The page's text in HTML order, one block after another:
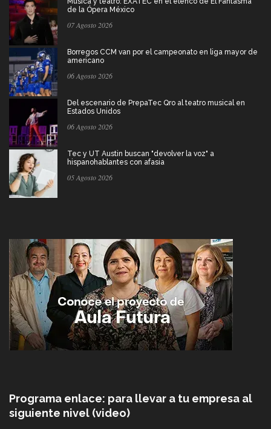
de la Ópera México
07 Agosto 2026
Borregos CCM van por el campeonato en liga mayor de
americano
06 Agosto 2026
Del escenario de PrepaTec Qro al teatro musical en
Estados Unidos
06 Agosto 2026
Tec y UT Austin buscan "devolver la voz" a
hispanohablantes con afasia
05 Agosto 2026
Programa enlace: para llevar a tu empresa al
siguiente nivel (video)